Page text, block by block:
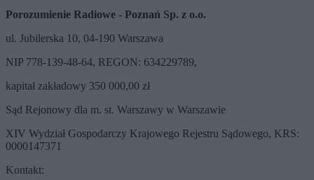
Porozumienie Radiowe - Poznań Sp. z o.o.
ul. Jubilerska 10, 04-190 Warszawa
NIP 778-139-48-64, REGON: 634229789,
kapitał zakładowy 350 000,00 zł
Sąd Rejonowy dla m. st. Warszawy w Warszawie
XIV Wydział Gospodarczy Krajowego Rejestru Sądowego, KRS:
0000147371
Kontakt: